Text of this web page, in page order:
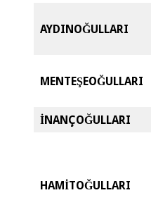
AYDINOĞULLARI
MENTEŞEOĞULLARI
İNANÇOĞULLARI
HAMİTOĞULLARI